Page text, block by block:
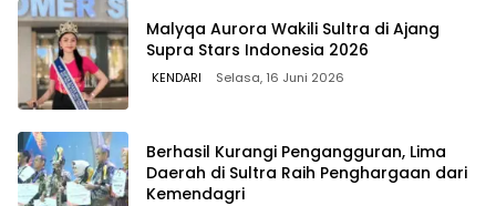
Malyqa Aurora Wakili Sultra di Ajang
Supra Stars Indonesia 2026
KENDARI Selasa, 16 Juni 2026
Berhasil Kurangi Pengangguran, Lima
Daerah di Sultra Raih Penghargaan dari
Kemendagri